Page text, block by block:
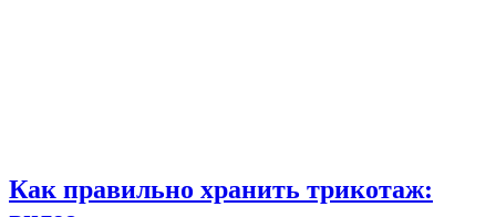
Как правильно хранить трикотаж: